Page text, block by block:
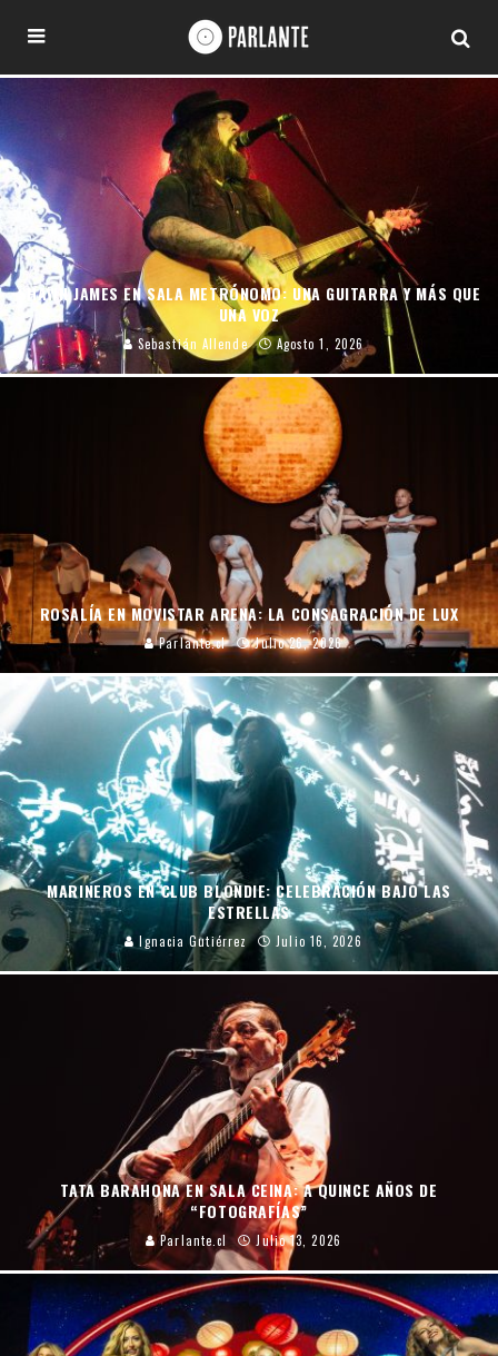
SHAWN JAMES EN SALA METRÓNOMO: UNA GUITARRA Y MÁS QUE
UNA VOZ
Sebastián Allende Agosto 1, 2026
ROSALÍA EN MOVISTAR ARENA: LA CONSAGRACIÓN DE LUX
Parlante.cl Julio 26, 2026
MARINEROS EN CLUB BLONDIE: CELEBRACIÓN BAJO LAS
ESTRELLAS
Ignacia Gutiérrez Julio 16, 2026
TATA BARAHONA EN SALA CEINA: A QUINCE AÑOS DE
“FOTOGRAFÍAS”
Parlante.cl Julio 13, 2026